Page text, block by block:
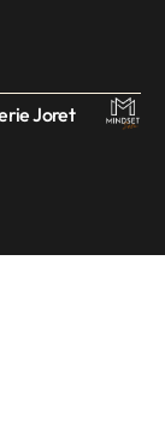
Joret